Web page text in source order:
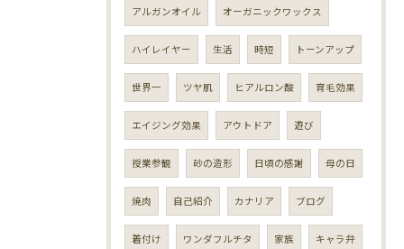
アルガンオイル オーガニックワックス
ハイレイヤー 生活 時短 トーンアップ
世界一 ツヤ肌 ヒアルロン酸 育毛効果
エイジング効果 アウトドア 遊び
授業参観 砂の造形 日頃の感謝 母の日
焼肉 自己紹介 カナリア ブログ
着付け ワンダフルチタ 家族 キャラ弁